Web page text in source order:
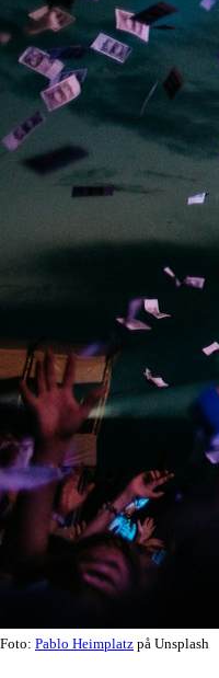
Foto: Pablo Heimplatz på Unsplash